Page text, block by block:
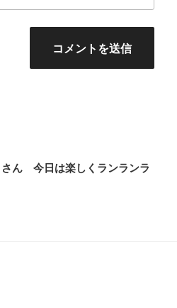
ん 今日は楽しくランランラ